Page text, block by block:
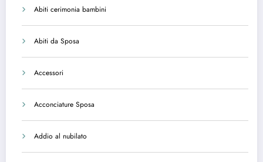
Abiti cerimonia bambini
Abiti da Sposa
Accessori
Acconciature Sposa
Addio al nubilato